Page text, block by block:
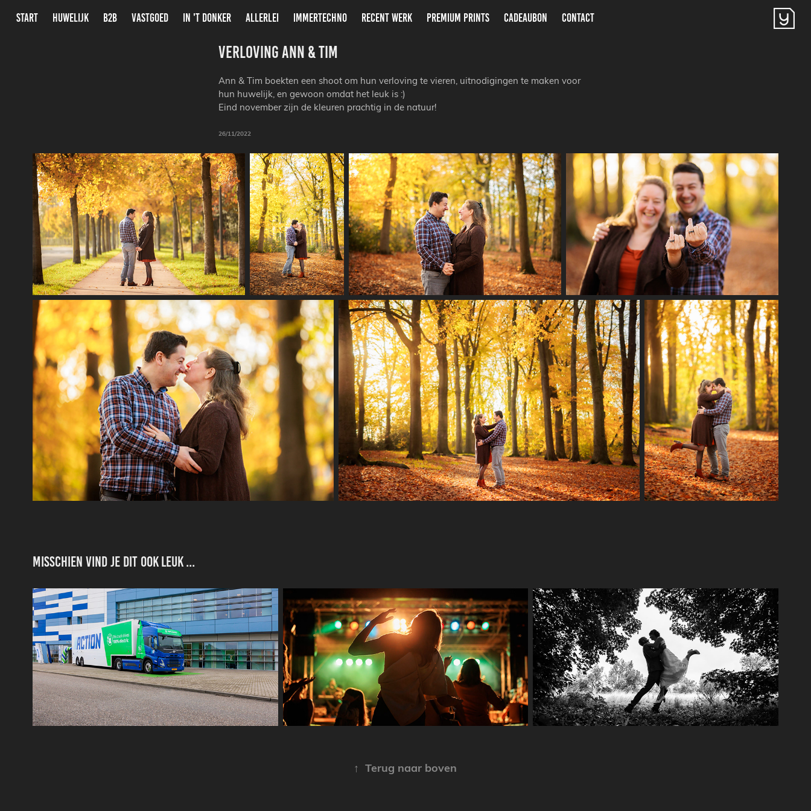
START HUWELIJK B2B VASTGOED IN 'T DONKER ALLERLEI IMMERTECHNO RECENT WERK PREMIUM PRINTS CADEAUBON CONTACT
Verloving Ann & Tim
Ann & Tim boekten een shoot om hun verloving te vieren, uitnodigingen te maken voor
hun huwelijk, en gewoon omdat het leuk is :)
Eind november zijn de kleuren prachtig in de natuur!
26/11/2022
Misschien vind je dit ook leuk ...
Action Echt E-Trucks Kontich Feest 2022 Huwelijk Famke & Dries
↑ Terug naar boven